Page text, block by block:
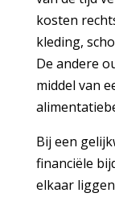
kosten
kleding,
De andere
middel van
Bij een
financiële
elkaar